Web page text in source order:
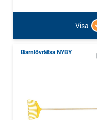
Visa
Barnlövräfsa NYBY